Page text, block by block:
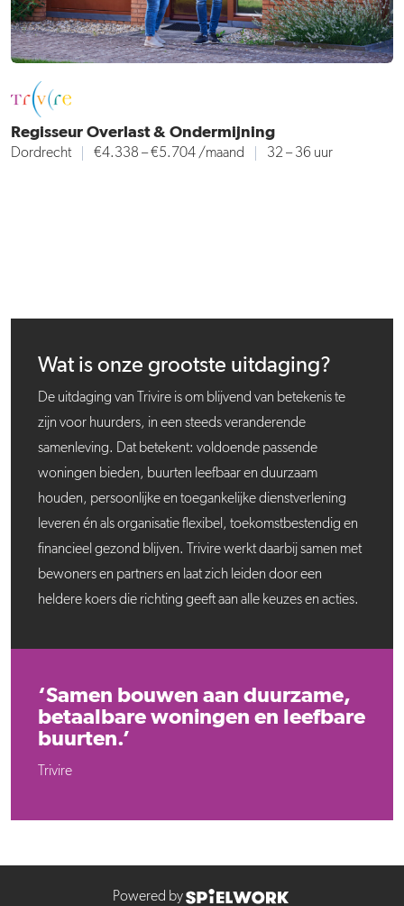
Regisseur Overlast & Ondermijning
Dordrecht €4.338 – €5.704/maand 32 – 36 uur
Wat is onze grootste uitdaging?
De uitdaging van Trivire is om blijvend van betekenis te
zijn voor huurders, in een steeds veranderende
samenleving. Dat betekent: voldoende passende
woningen bieden, buurten leefbaar en duurzaam
houden, persoonlijke en toegankelijke dienstverlening
leveren én als organisatie flexibel, toekomstbestendig en
financieel gezond blijven. Trivire werkt daarbij samen met
bewoners en partners en laat zich leiden door een
heldere koers die richting geeft aan alle keuzes en acties.
‘Samen bouwen aan duurzame,
betaalbare woningen en leefbare
buurten.’
Trivire
Powered by